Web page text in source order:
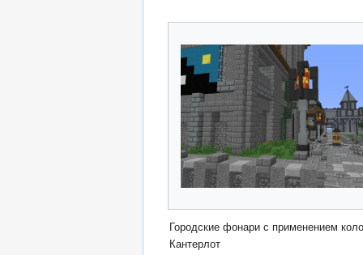
Городские фонари с применением
Кантерлот